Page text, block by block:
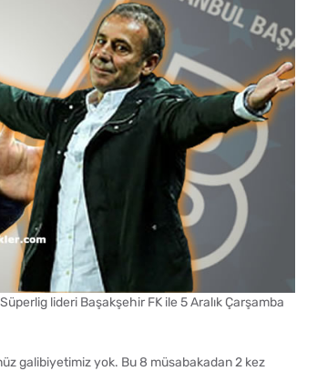
lideri Başakşehir FK ile 5 Aralık Çarşamba
galibiyetimiz yok. Bu 8 müsabakadan 2 kez